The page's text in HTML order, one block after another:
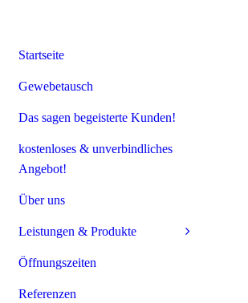
Startseite
Gewebetausch
Das sagen begeisterte Kunden!
kostenloses & unverbindliches
Angebot!
Über uns
Leistungen & Produkte
Öffnungszeiten
Referenzen